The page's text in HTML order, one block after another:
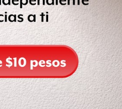
otra ronda de
confían en que puedan
Tilleron la noche del
Videgaray se entrevistó